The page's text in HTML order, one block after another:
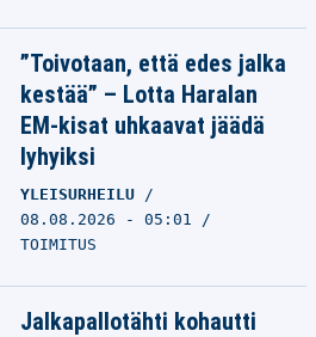
”Toivotaan, että edes jalka
kestää” – Lotta Haralan
EM-kisat uhkaavat jäädä
lyhyiksi
YLEISURHEILU
08.08.2026 - 05:01
TOIMITUS
Jalkapallotähti kohautti